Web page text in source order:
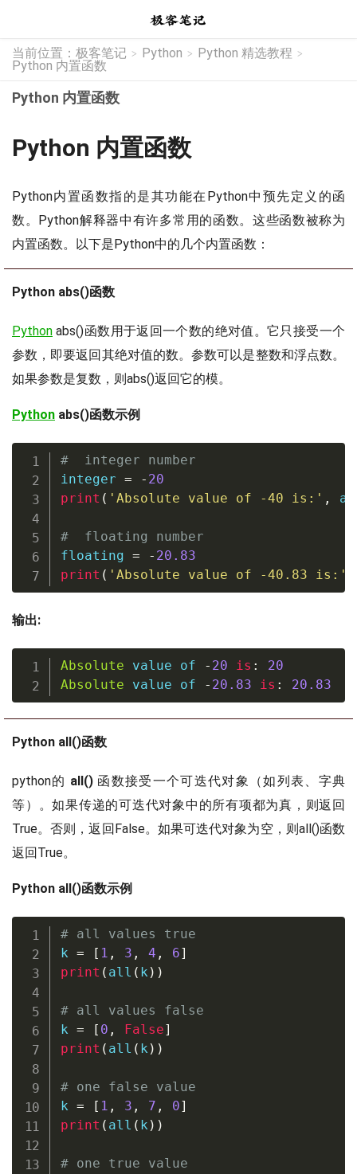
当前位置： 极客笔记 > Python > Python 精选教程 >
Python 内置函数
Python 内置函数
Python 内置函数
Python内置函数指的是其功能在Python中预先定义的函
数。Python解释器中有许多常用的函数。这些函数被称为
内置函数。以下是Python中的几个内置函数：
Python abs()函数
Python abs()函数用于返回一个数的绝对值。它只接受一个
参数，即要返回其绝对值的数。参数可以是整数和浮点数。
如果参数是复数，则abs()返回它的模。
Python abs()函数示例
#  integer number
integer = - 20
print ( 'Absolute value of -40 is:' ,
#  floating number
floating = - 20.83
print ( 'Absolute value of -40.83 is:'
输出:
Absolute value of - 20 is :
20
Absolute value of - 20.83 is : 20.83
Python all()函数
python的 all() 函数接受一个可迭代对象（如列表、字典
等）。如果传递的可迭代对象中的所有项都为真，则返回
True。否则，返回False。如果可迭代对象为空，则all()函数
返回True。
Python all()函数示例
# all values true
k = [ 1 , 3 , 4 , 6]
print ( all ( k ) )
# all values false
k = [ 0 , False]
print ( all ( k ) )
# one false value
k = [ 1 , 3 , 7 , 0]
print ( all ( k ) )
# one true value